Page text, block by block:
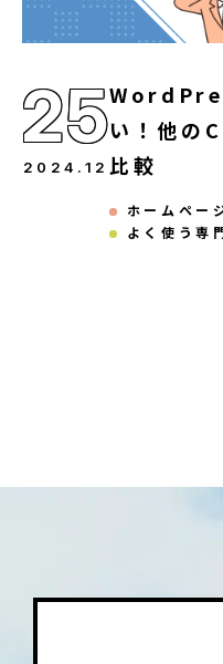
25
2024 . 12
い！他の
比較
ホームペー
よく使う専